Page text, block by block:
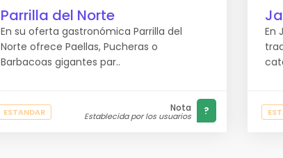
Parrilla del Norte
En su oferta gastronómica Parrilla del
Norte ofrece Paellas, Pucheras o
Barbacoas gigantes par..
ESTANDAR Nota
Establecida por los usuarios ?
En